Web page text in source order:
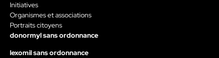
Initiatives
Organismes et associations
Portraits citoyens
donormyl sans ordonnance
lexomil sans ordonnance